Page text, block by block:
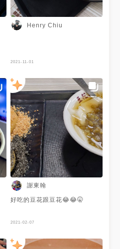
Henry Chiu
2021-11-01
謝東翰
好吃的豆花跟豆花😂😂🤫
2021-02-07